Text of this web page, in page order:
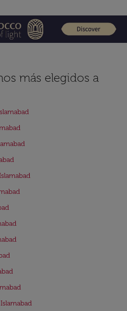
más elegidos a